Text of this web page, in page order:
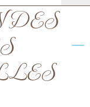
DES